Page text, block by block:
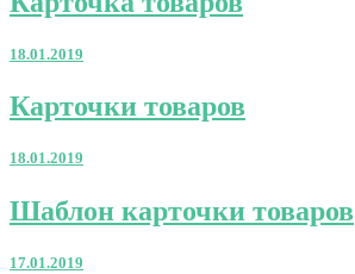
товаров
18.01.2019
Карточки
товаров
Карточки товаров
18.01.2019
Шаблон
карточки
Шаблон карточки товаров
17.01.2019